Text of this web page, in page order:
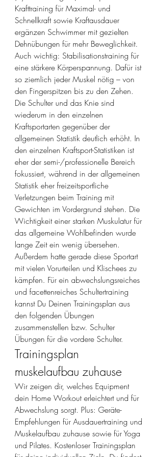
Krafttraining für Maximal- und
Schnellkraft sowie Kraftausdauer
ergänzen Schwimmer mit gezielten
Dehnübungen für mehr Beweglichkeit.
Auch wichtig: Stabilisationstraining für
eine stärkere Körperspannung. Dafür ist
so ziemlich jeder Muskel nötig – von
den Fingerspitzen bis zu den Zehen.
Die Schulter und das Knie sind
wiederum in den einzelnen
Kraftsportarten gegenüber der
allgemeinen Statistik deutlich erhöht. In
den einzelnen Kraftsport-Statistiken ist
eher der semi-/professionelle Bereich
fokussiert, während in der allgemeinen
Statistik eher freizeitsportliche
Verletzungen beim Training mit
Gewichten im Vordergrund stehen. Die
Wichtigkeit einer starken Muskulatur für
das allgemeine Wohlbefinden wurde
lange Zeit ein wenig übersehen.
Außerdem hatte gerade diese Sportart
mit vielen Vorurteilen und Klischees zu
kämpfen. Für ein abwechslungsreiches
und facettenreiches Schultertraining
kannst Du Deinen Trainingsplan aus
den folgenden Übungen
zusammenstellen bzw. Schulter
Übungen für die vordere Schulter.
Trainingsplan
muskelaufbau zuhause
Wir zeigen dir, welches Equipment
dein Home Workout erleichtert und für
Abwechslung sorgt. Plus: Geräte-
Empfehlungen für Ausdauertraining und
Muskelaufbau zuhause sowie für Yoga
und Pilates. Kostenloser Trainingsplan